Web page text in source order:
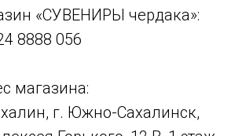
«СУВЕНИРЫ чердака»:
8888 056
магазина:
г. Южно-Сахалинск,